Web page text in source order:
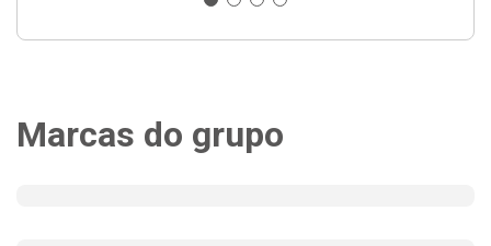
Marcas do grupo